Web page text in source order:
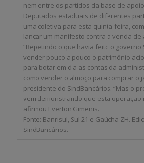
nem entre os partidos da base de
Deputados estaduais de diferentes
uma coletiva para esta quinta-feira,
lançar um manifesto contra a venda de
“Repetindo o que havia feito o governo
vender pouco a pouco o patrimônio
para botar em dia as contas da
como vender o almoço para comprar o
presidente do SindBancários. “Mas o
vem demonstrando que esta operação
afirmou Everton Gimenis.
Fonte: Banrisul, Sul 21 e Gaúcha ZH.
SindBancários.